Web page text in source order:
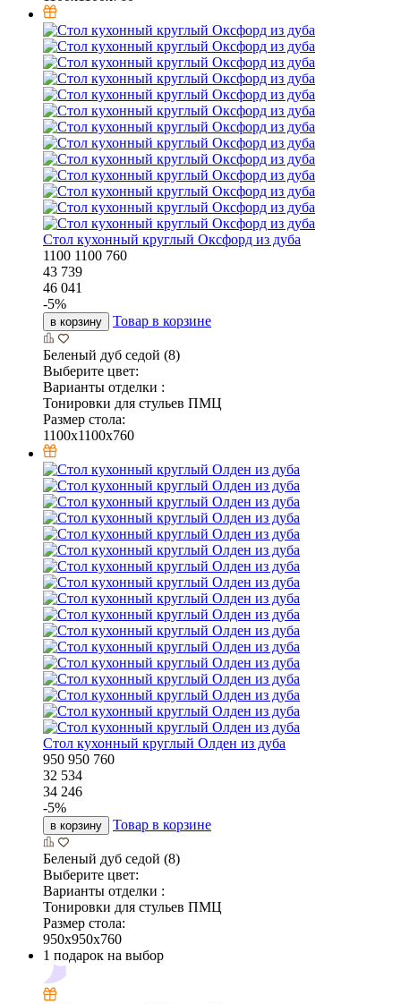
Стол кухонный круглый Оксфорд из дуба
1100 1100 760
43 739
46 041
-5%
в корзину Товар в корзине
Беленый дуб седой (8)
Выберите цвет:
Варианты отделки :
Тонировки для стульев ПМЦ
Размер стола:
1100x1100x760
Стол кухонный круглый Олден из дуба
950 950 760
32 534
34 246
-5%
в корзину Товар в корзине
Беленый дуб седой (8)
Выберите цвет:
Варианты отделки :
Тонировки для стульев ПМЦ
Размер стола:
950x950x760
1 подарок на выбор